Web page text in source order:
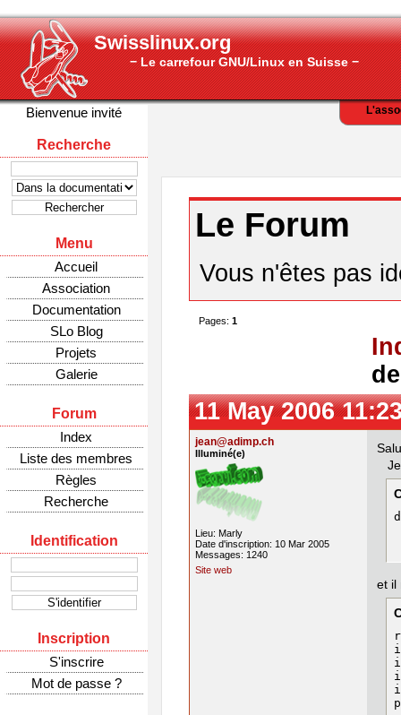
Swisslinux.org
− Le carrefour GNU/Linux en Suisse −
Bienvenue invité
Recherche
Menu
Accueil
Association
Documentation
SLo Blog
Projets
Galerie
Forum
Index
Liste des membres
Règles
Recherche
Identification
Inscription
S'inscrire
Mot de passe ?
Le Forum
Vous n'êtes pas
Pages: 1
11 May 2006
jean@adimp.ch
Illuminé(e)
Lieu: Marly
Date d'inscription: 10 Mar 2005
Messages: 1240
Site web
Je
et il